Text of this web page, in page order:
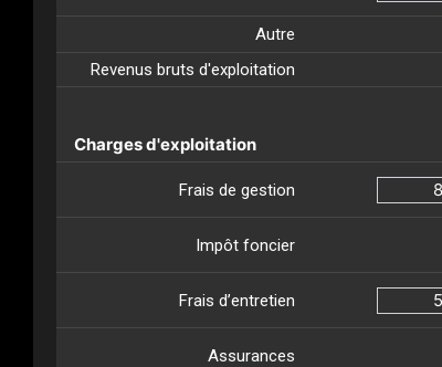
Autre
Revenus bruts d'exploitation
Charges d'exploitation
Frais de gestion
Impôt foncier
Frais d’entretien
Assurances